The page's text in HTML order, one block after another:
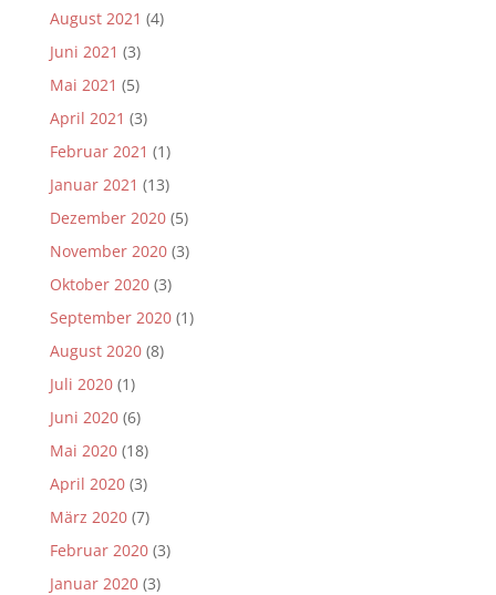
August 2021 (4)
Juni 2021 (3)
Mai 2021 (5)
April 2021 (3)
Februar 2021 (1)
Januar 2021 (13)
Dezember 2020(5)
November 2020(3)
Oktober 2020(3)
September 2020(1)
August 2020(8)
Juli 2020(1)
Juni 2020(6)
Mai 2020(18)
April 2020(3)
März 2020(7)
Februar 2020(3)
Januar 2020(3)